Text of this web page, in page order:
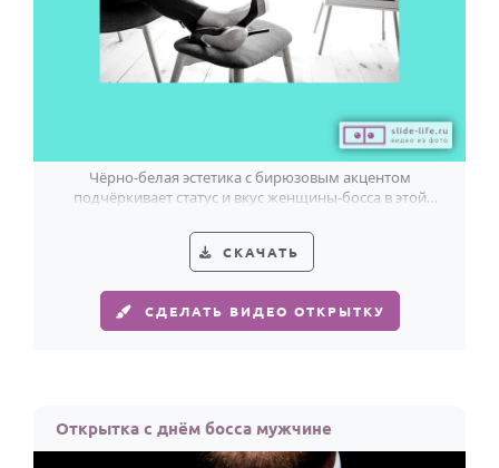
Чёрно-белая эстетика с бирюзовым акцентом
подчёркивает статус и вкус женщины-босса в этой
СКАЧАТЬ
СДЕЛАТЬ ВИДЕО ОТКРЫТКУ
Открытка с днём босса мужчине